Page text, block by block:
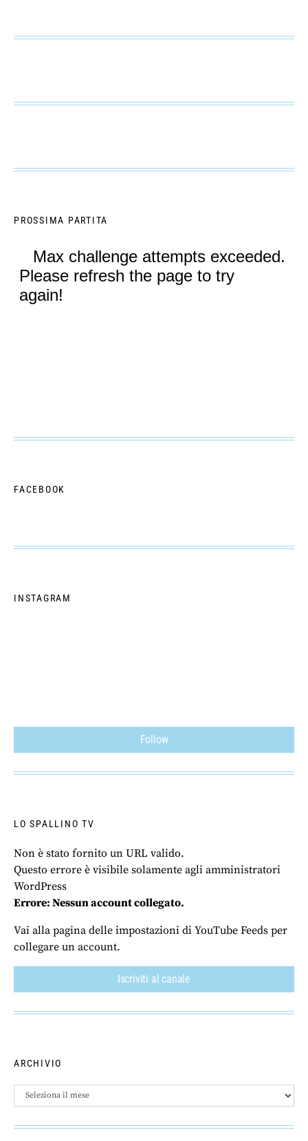
PROSSIMA PARTITA
FACEBOOK
INSTAGRAM
Follow
LO SPALLINO TV
Non è stato fornito un URL valido.
Questo errore è visibile solamente agli amministratori
WordPress
Errore: Nessun account collegato.
Vai alla pagina delle impostazioni di YouTube Feeds per
collegare un account.
Iscriviti al canale
ARCHIVIO
Archivio